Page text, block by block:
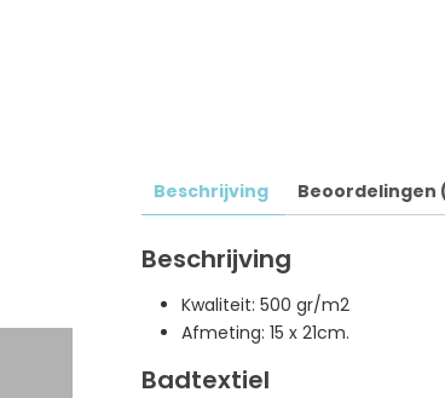
Beschrijving Beoordelingen
Beschrijving
Kwaliteit: 500 gr/m2
Afmeting: 15 x 21cm.
Badtextiel